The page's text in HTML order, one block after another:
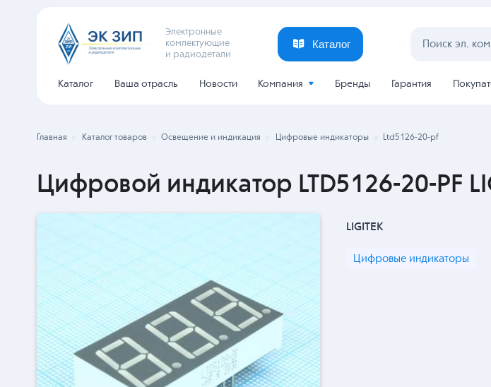
Электронные
комлектующие
и радиодетали
Каталог
Каталог Ваша отрасль Новости Компания Бренды Гарантия
Главная Каталог товаров Освещение и индикация Цифровые индикаторы Ltd5126-20-pf
Цифровой индикатор LTD5126-20-PF
LIGITEK
Цифровые индикаторы